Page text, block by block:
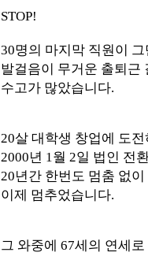
STOP!
30명의 마지막 직원이
발걸음이 무거운 출퇴근
수고가 많았습니다.
20살 대학생 창업에 도
2000년 1월 2일 법인 전
20년간 한번도 멈춤 없
이제 멈추었습니다.
그 와중에 67세의 연세